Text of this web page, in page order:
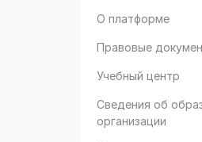
О платформе
Правовые
Учебный центр
Сведения об
организации